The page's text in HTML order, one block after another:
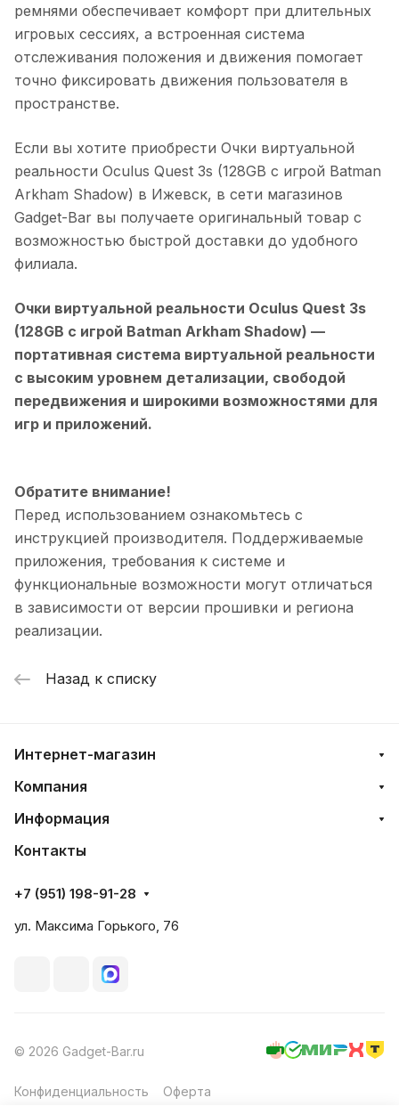
ремнями обеспечивает комфорт при длительных
игровых сессиях, а встроенная система
отслеживания положения и движения помогает
точно фиксировать движения пользователя в
пространстве.
Если вы хотите приобрести Очки виртуальной
реальности Oculus Quest 3s (128GB с игрой Batman
Arkham Shadow) в Ижевск, в сети магазинов
Gadget-Bar вы получаете оригинальный товар с
возможностью быстрой доставки до удобного
филиала.
Очки виртуальной реальности Oculus Quest 3s
(128GB с игрой Batman Arkham Shadow) —
портативная система виртуальной реальности
с высоким уровнем детализации, свободой
передвижения и широкими возможностями для
игр и приложений.
Обратите внимание!
Перед использованием ознакомьтесь с
инструкцией производителя. Поддерживаемые
приложения, требования к системе и
функциональные возможности могут отличаться
в зависимости от версии прошивки и региона
реализации.
Назад к списку
Интернет-магазин
Компания
Информация
Контакты
+7 (951) 198-91-28
ул. Максима Горького, 76
© 2026 Gadget-Bar.ru
Конфиденциальность Оферта